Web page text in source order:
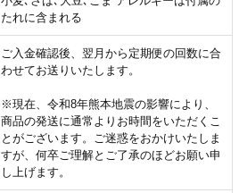
たれに含まれる
ご入金確認後、翌月から定期便の回数に合
わせてお送りいたします。
※現在、令和8年熊本地震の影響により、
商品の発送に通常よりお時間をいただくこ
とがございます。ご迷惑をおかけいたしま
すが、何卒ご理解とご了承のほどお願い申
し上げます。